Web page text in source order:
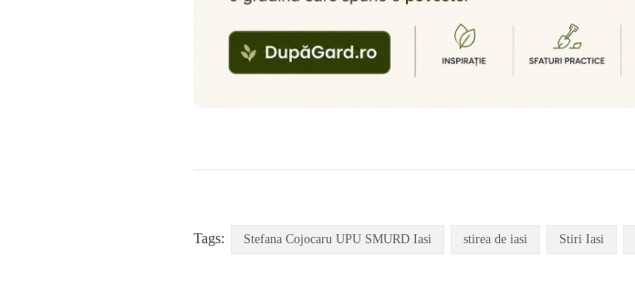
Tags: Stefana Cojocaru UPU SMURD Iasi stirea de iasi Stiri Iasi